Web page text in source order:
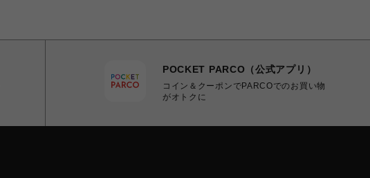
POCKET PARCO（公式アプリ）
コイン＆クーポンでPARCOでのお買い物
がオトクに